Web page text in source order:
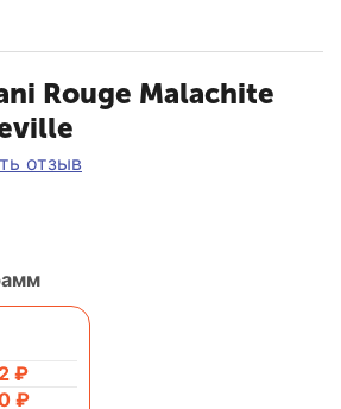
Rouge Malachite
отзыв
₽
₽